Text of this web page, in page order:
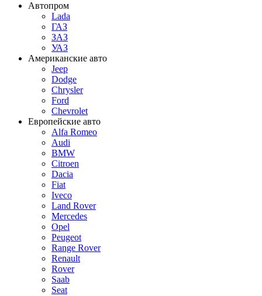
Автопром
Lada
ГАЗ
ЗАЗ
УАЗ
Американские авто
Jeep
Dodge
Chrysler
Ford
Chevrolet
Европейские авто
Alfa Romeo
Audi
BMW
Citroen
Dacia
Fiat
Iveco
Land Rover
Mercedes
Opel
Peugeot
Range Rover
Renault
Rover
Saab
Seat